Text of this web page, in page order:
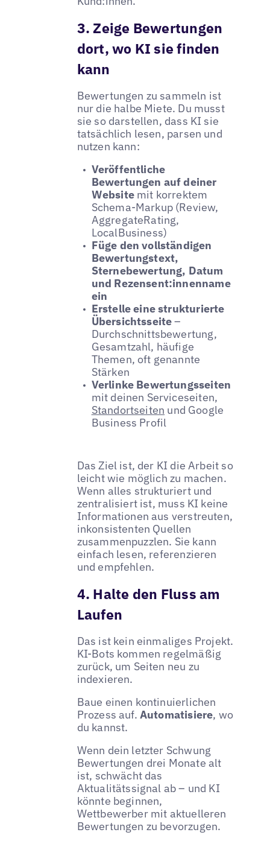
3. Zeige Bewertungen
dort, wo KI sie finden
kann
Bewertungen zu sammeln ist
nur die halbe Miete. Du musst
sie so darstellen, dass KI sie
tatsächlich lesen, parsen und
nutzen kann:
Veröffentliche
Bewertungen auf deiner
Websitemit korrektem
Schema-Markup (Review,
AggregateRating,
LocalBusiness)
Füge den vollständigen
Bewertungstext,
Sternebewertung, Datum
und Rezensent:innenname
ein
Erstelle eine strukturierte
Übersichtsseite–
Durchschnittsbewertung,
Gesamtzahl, häufige
Themen, oft genannte
Stärken
Verlinke Bewertungsseiten
mit deinen Serviceseiten,
Standortseiten und Google
Business Profil
Das Ziel ist, der KI die Arbeit so
leicht wie möglich zu machen.
Wenn alles strukturiert und
zentralisiert ist, muss KI keine
Informationen aus verstreuten,
inkonsistenten Quellen
zusammenpuzzlen. Sie kann
einfach lesen, referenzieren
und empfehlen.
4. Halte den Fluss am
Laufen
Das ist kein einmaliges Projekt.
KI-Bots kommen regelmäßig
zurück, um Seiten neu zu
indexieren.
Baue einen kontinuierlichen
Prozess auf. Automatisiere, wo
du kannst.
Wenn dein letzter Schwung
Bewertungen drei Monate alt
ist, schwächt das
Aktualitätssignal ab – und KI
könnte beginnen,
Wettbewerber mit aktuelleren
Bewertungen zu bevorzugen.